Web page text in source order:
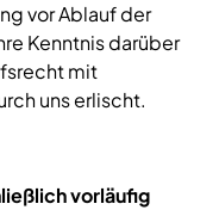
vor Ablauf der
Kenntnis darüber
mit
uns erlischt.
vorläufig